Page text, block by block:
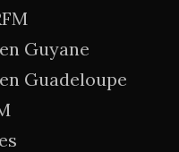
Guyane
Guadeloupe